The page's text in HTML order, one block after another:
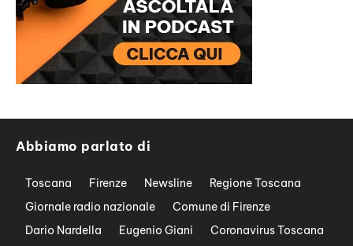
Abbiamo parlato di
Toscana Firenze Newsline
Regione Toscana
Giornale radio nazionale
Comune di Firenze
Dario Nardella
Eugenio Giani
Coronavirus Toscana